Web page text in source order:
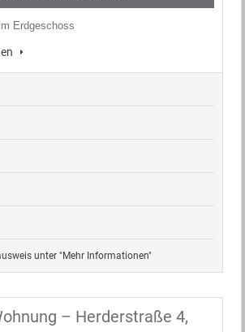
Erdgeschoss
unter "Mehr Informationen"
– Herderstraße 4,